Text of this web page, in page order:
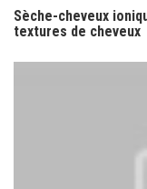
Sèche-cheveux
textures de cheveux